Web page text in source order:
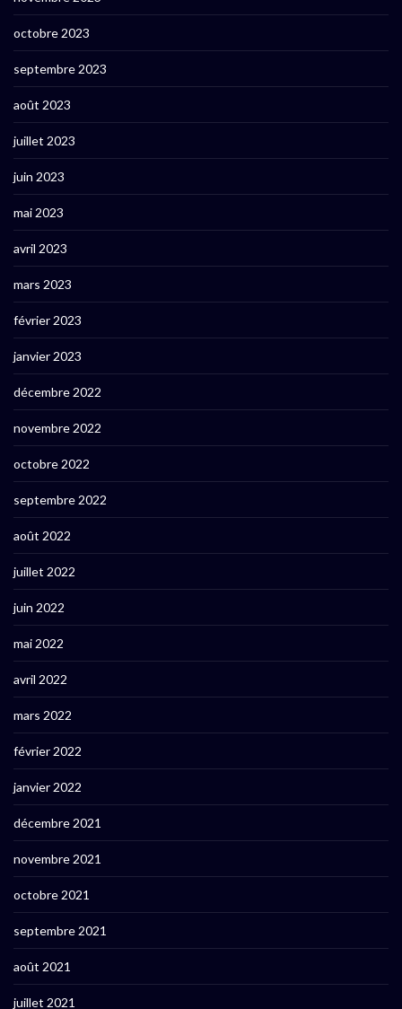
octobre 2023
septembre 2023
août 2023
juillet 2023
juin 2023
mai 2023
avril 2023
mars 2023
février 2023
janvier 2023
décembre 2022
novembre 2022
octobre 2022
septembre 2022
août 2022
juillet 2022
juin 2022
mai 2022
avril 2022
mars 2022
février 2022
janvier 2022
décembre 2021
novembre 2021
octobre 2021
septembre 2021
août 2021
juillet 2021